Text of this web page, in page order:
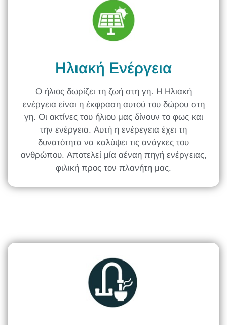
Ηλιακή Ενέργεια
Ο ήλιος δωρίζει τη ζωή στη γη. Η Ηλιακή
ενέργεια είναι η έκφραση αυτού του δώρου στη
γη. Οι ακτίνες του ήλιου μας δίνουν το φως και
την ενέργεια. Αυτή η ενέρεγεια έχει τη
δυνατότητα να καλύψει τις ανάγκες του
ανθρώπου. Αποτελεί μία αέναη πηγή ενέργειας,
φιλική προς τον πλανήτη μας.